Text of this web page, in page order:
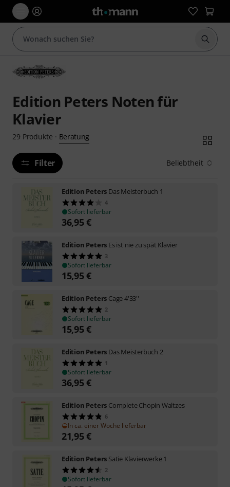
Suche
Edition Peters Noten für
Klavier
29 Produkte · Beratung
Filter Beliebtheit
Edition Peters Das Meisterbuch 1
4
Sofort lieferbar
36,95€
Edition Peters Es ist nie zu spät Klavier
3
Sofort lieferbar
15,95€
Edition Peters Cage 4'33''
2
Sofort lieferbar
15,95€
Edition Peters Das Meisterbuch 2
1
Sofort lieferbar
36,95€
Edition Peters Complete Chopin Waltzes
6
In ca. einer Woche lieferbar
21,95€
Edition Peters Satie Klavierwerke 1
2
Sofort lieferbar